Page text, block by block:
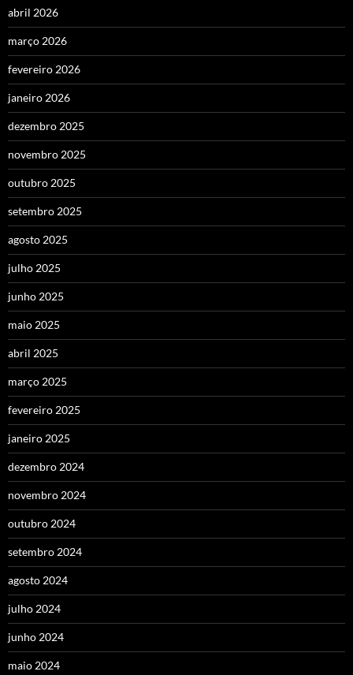
abril 2026
março 2026
fevereiro 2026
janeiro 2026
dezembro 2025
novembro 2025
outubro 2025
setembro 2025
agosto 2025
julho 2025
junho 2025
maio 2025
abril 2025
março 2025
fevereiro 2025
janeiro 2025
dezembro 2024
novembro 2024
outubro 2024
setembro 2024
agosto 2024
julho 2024
junho 2024
maio 2024